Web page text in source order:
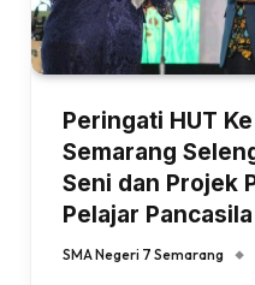
Peringati HUT
Semarang
Seni dan Projek
Pelajar Pancasila
SMA Negeri 7 Semarang